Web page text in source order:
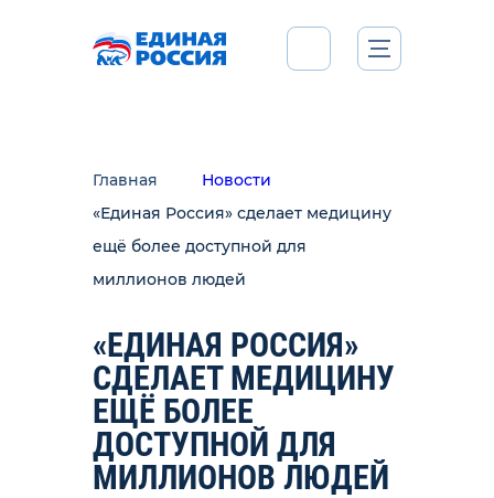
Главная
Новости
«Единая Россия» сделает медицину
ещё более доступной для
миллионов людей
«ЕДИНАЯ РОССИЯ»
СДЕЛАЕТ МЕДИЦИНУ
ЕЩЁ БОЛЕЕ
ДОСТУПНОЙ ДЛЯ
МИЛЛИОНОВ ЛЮДЕЙ